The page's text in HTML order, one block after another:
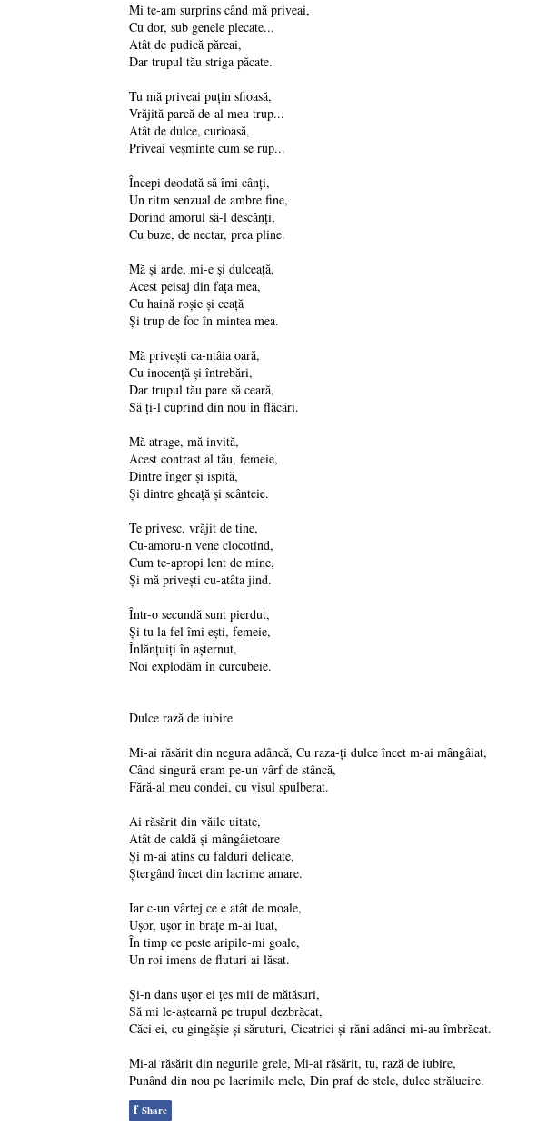
Mi te-am surprins când mă priveai,
Cu dor, sub genele plecate...
Atât de pudică păreai,
Dar trupul tău striga păcate.
Tu mă priveai puțin sfioasă,
Vrăjită parcă de-al meu trup...
Atât de dulce, curioasă,
Priveai veșminte cum se rup...
Începi deodată să îmi cânți,
Un ritm senzual de ambre fine,
Dorind amorul să-l descânți,
Cu buze, de nectar, prea pline.
Mă și arde, mi-e și dulceață,
Acest peisaj din fața mea,
Cu haină roșie și ceață
Și trup de foc în mintea mea.
Mă privești ca-ntâia oară,
Cu inocență și întrebări,
Dar trupul tău pare să ceară,
Să ți-l cuprind din nou în flăcări.
Mă atrage, mă invită,
Acest contrast al tău, femeie,
Dintre înger și ispită,
Și dintre gheață și scânteie.
Te privesc, vrăjit de tine,
Cu-amoru-n vene clocotind,
Cum te-apropi lent de mine,
Și mă privești cu-atâta jind.
Într-o secundă sunt pierdut,
Și tu la fel îmi ești, femeie,
Înlănțuiți în așternut,
Noi explodăm în curcubeie.
Dulce rază de iubire
Mi-ai răsărit din negura adâncă, Cu raza-ți dulce încet m-ai mângâiat,
Când singură eram pe-un vârf de stâncă,
Fără-al meu condei, cu visul spulberat.
Ai răsărit din văile uitate,
Atât de caldă și mângâietoare
Și m-ai atins cu falduri delicate,
Ștergând încet din lacrime amare.
Iar c-un vârtej ce e atât de moale,
Ușor, ușor în brațe m-ai luat,
În timp ce peste aripile-mi goale,
Un roi imens de fluturi ai lăsat.
Și-n dans ușor ei țes mii de mătăsuri,
Să mi le-aștearnă pe trupul dezbrăcat,
Căci ei, cu gingășie și săruturi, Cicatrici și răni adânci mi-au îmbrăcat.
Mi-ai răsărit din negurile grele, Mi-ai răsărit, tu, rază de iubire,
Punând din nou pe lacrimile mele, Din praf de stele, dulce strălucire.
f Share